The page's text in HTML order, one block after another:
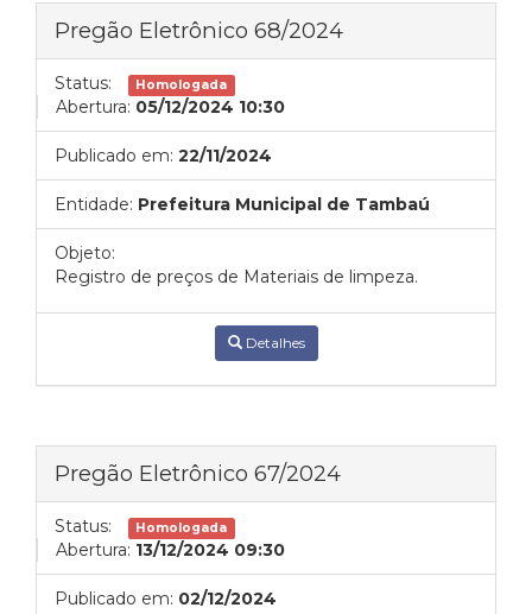
Pregão Eletrônico 68/2024
Status: Homologada
Abertura: 05/12/2024 10:30
Publicado em: 22/11/2024
Entidade: Prefeitura Municipal de Tambaú
Objeto:
Registro de preços de Materiais de limpeza.
Detalhes
Pregão Eletrônico 67/2024
Status: Homologada
Abertura: 13/12/2024 09:30
Publicado em: 02/12/2024